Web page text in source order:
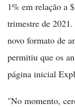
1% em relação a
trimestre de
novo formato de
permitiu que os
página inicial
"No momento,